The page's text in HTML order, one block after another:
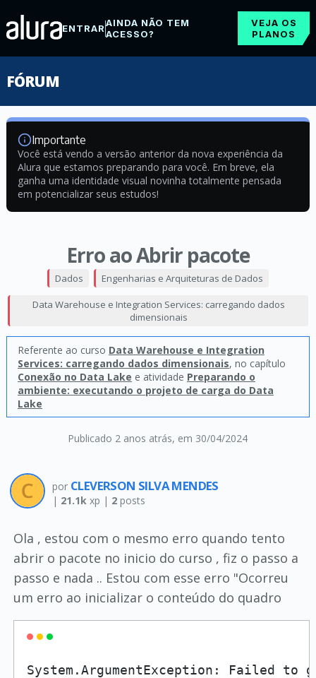
ENTRARAINDA NÃO TEM
ACESSO?
VEJA OS
PLANOS
FÓRUM
Importante
Você está vendo a versão anterior da nova experiência da
Alura que estamos preparando para você. Em breve, ela
ganha uma identidade visual novinha totalmente pensada
em potencializar seus estudos!
Erro ao Abrir pacote
Publicado 2 anos atrás, em 30/04/2024
Dados Engenharias e Arquiteturas de Dados
Data Warehouse e Integration Services: carregando dados
dimensionais
Referente ao curso Data Warehouse e Integration
Services: carregando dados dimensionais, no capítulo
Conexão no Data Lake e atividade Preparando o
ambiente: executando o projeto de carga do Data
Lake
por CLEVERSON SILVA MENDES
| 21.1kxp | 2posts
Ola , estou com o mesmo erro quando tento
abrir o pacote no inicio do curso , fiz o passo a
passo e nada .. Estou com esse erro "Ocorreu
um erro ao inicializar o conteúdo do quadro
System.ArgumentException: Failed